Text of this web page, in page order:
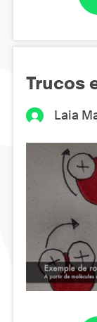
Trucos
Laia